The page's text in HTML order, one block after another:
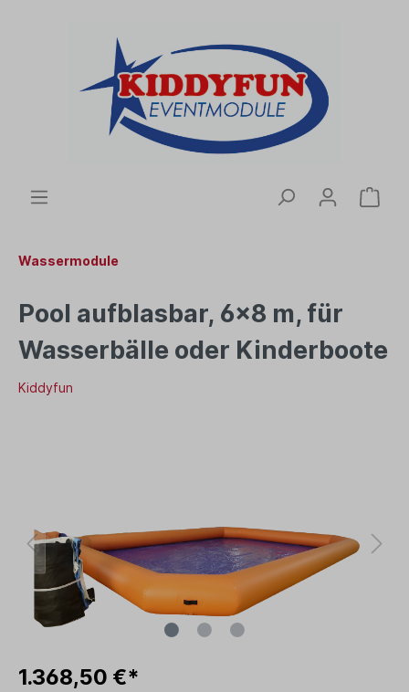
Wassermodule
Pool aufblasbar, 6x8 m, für
Wasserbälle oder Kinderboote
Kiddyfun
1.368,50 €*